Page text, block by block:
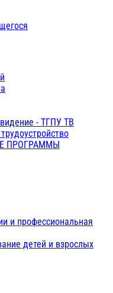
- ТГПУ ТВ
ПРОГРАММЫ
и профессиональная
детей и взрослых